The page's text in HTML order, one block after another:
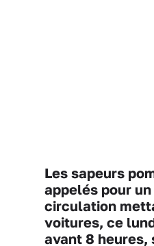
Les sapeurs
appelés pour
circulation
voitures, ce
avant 8 heures,